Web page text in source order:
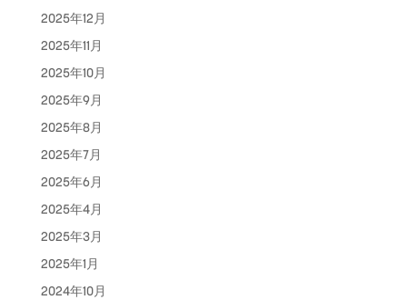
2025年12月
2025年11月
2025年10月
2025年9月
2025年8月
2025年7月
2025年6月
2025年4月
2025年3月
2025年1月
2024年10月